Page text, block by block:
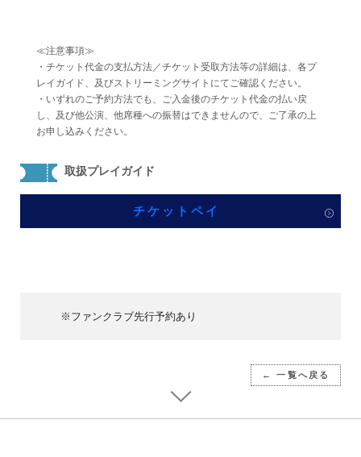
≪注意事項≫
・チケット代金の支払方法／チケット受取方法等の詳細は、各プ
レイガイド、及びストリーミングサイトにてご確認ください。
・いずれのご予約方法でも、ご入金後のチケット代金の払い戻
し、及び他公演、他席種への振替はできませんので、ご了承の上
お申し込みください。
取扱プレイガイド
チケットペイ
※ファンクラブ先行予約あり
← 一覧へ戻る